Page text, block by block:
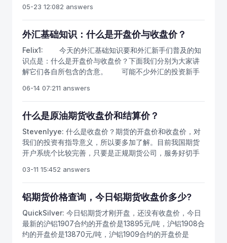
百元的成交。这就是极端高价的情况。这种情况存在，但
是不普遍。只有收盘价这种市场全员参与的议价和博弈，
才是最普遍、最真实的情况。因此，各种各样的技术分析
基本上都是以收盘价来计算的。当然，如果投资者愿意的
话，也是可以通过改变程序来计算开盘价、最高价、最低
价的移动平均线或者其他的数值。不过其实用处最大的还
是收盘价所计算出来的结果。
判断未来市场方向提供信息。反之，如果汇价下降，形成
更应该提高警惕。收盘价分析多空双方在时间单位上相争
就会出现收盘价，看盘应该将运行趋势和收盘价的高低相
结合一起，这样盘面会更加的清楚。如果在汇价上升的趋
势中，收盘价格在30，20，10，5日均线系统之上，则证
形成的初期大胆的入市，持有将是增值的希望飙高。反
之，如果收盘价位于5、10、20、30日均线系统之下，表
明市场处于下降趋势，市场处于弱势运行。
那你肯定价格会涨的，比如最终涨到5780，按照你开仓价
格计算应该是盈利1000，但是今天平仓的成本价会按照上
一交易日的结算价计算，这样就会有1900的盈利结果。也
的盈亏是根据你的开仓和平仓价格计算的，中间的价格变
动和结算变动不影响持仓价格的变动。
05-23 12:082 answers
外汇基础知识：什么是开盘价与收盘价？
Felix1: 今天的外汇基础知识要和外汇新手们普及的知
识点是：什么是开盘价与收盘价？下面我们分别为大家讲
解它们各自所包含的含意。 可能不少外汇的投资新手
术含量在里面啊！有没有含金量，我们往下看： 1、开
盘价 所谓开盘价又称开市价，是指某种货币在每个交
易日开市后的第一笔买卖成交价格。世界上大多数金融交
盘价： 在月线、周线、日线图上，开盘价是对上一时
间单位市场运行趋势的延续。把开盘价高开、低开、平开
与市场的运行趋势结合在一起，在上升趋势中，开盘价高
开是形成向上跳空缺口的先决条件，往往周线出现向上的
对判断未来市场运行方向提供了依据。同样，在下降趋势
中，开盘价低开是形成向下跳空缺口的先决条件，往往周
线出现向下的跳空缺口是熊市特征的开端，而这种缺口出
现在高位更应提高警惕。 2、收盘价 收盘价是指某
06-14 07:211 answers
什么是原油期货收盘价和结算价？
Stevenlyye: 什么是收盘价？期货的开盘价和收盘价，对
我们的投资有指导意义，所以要多加了解。目前我国期货
开户系统个比较完善，只要是正规期货公司，服务好切手
要有燃料油期货、石油沥青期货、原油期货等等，炒期货
要先开原油期货账户，原油期货适合散户投资，一手合约
需要保证金大约2000元。如果想做好石油期货，有商品期
为当日该证券最后一笔交易前一分钟所有交易的成交量加
权平均价（含最后一笔交易）。期货开户后要注意，当日
无成交的，以前收盘价为当日收盘价。深市的收盘价通过
03-11 15:452 answers
铝期货价格查询，今日铝期货收盘价多少?
QuickSilver: 今日铝期货才刚开盘，还没有收盘价，今日
最新的沪铝1907合约的开盘价是13895元/吨，沪铝1908合
约的开盘价是13870元/吨，沪铝1909合约的开盘价是